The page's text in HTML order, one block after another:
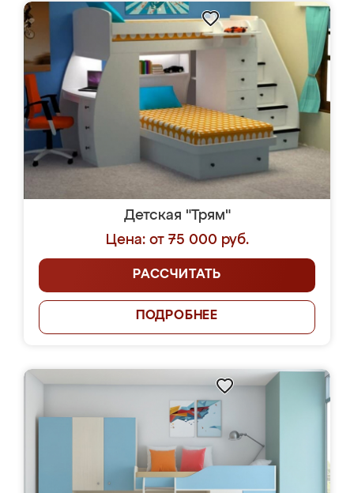
Детская "Трям"
Цена: от 75 000 руб.
РАССЧИТАТЬ
ПОДРОБНЕЕ